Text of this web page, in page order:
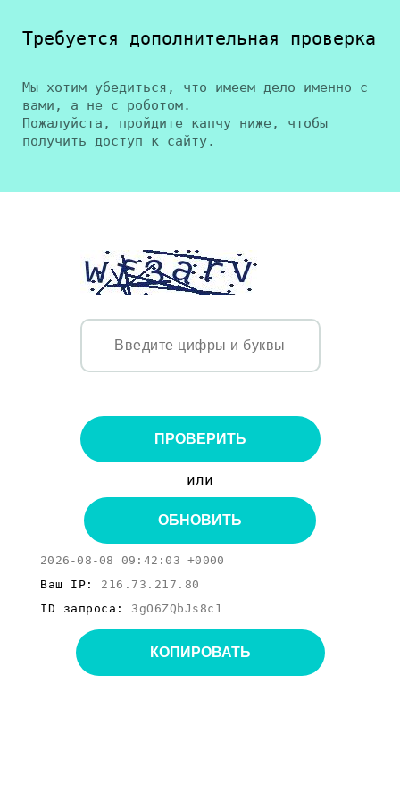
Требуется дополнительная проверка
Мы хотим убедиться, что имеем дело именно с
вами, а не с роботом.
Пожалуйста, пройдите капчу ниже, чтобы
получить доступ к сайту.
ПРОВЕРИТЬ
или
ОБНОВИТЬ
2026-08-08 09:42:03 +0000
Ваш IP: 216.73.217.80
ID запроса: 3gO6ZQbJs8c1
КОПИРОВАТЬ